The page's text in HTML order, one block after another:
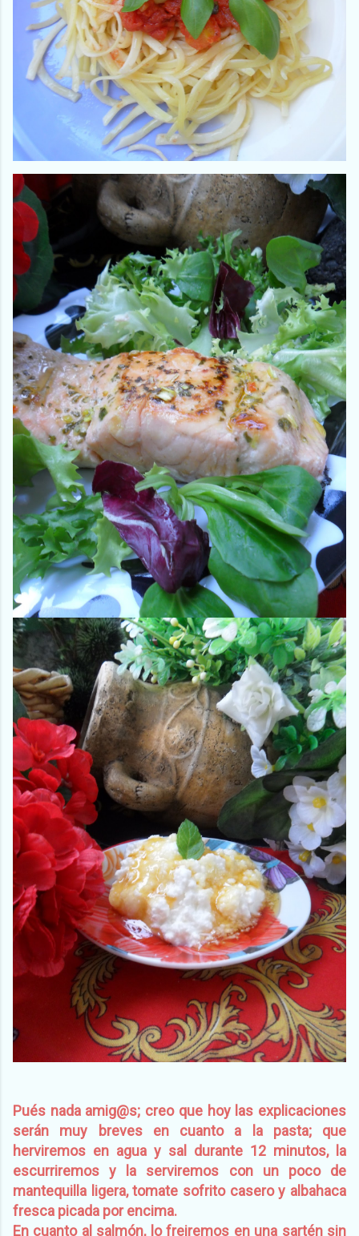
Pués nada amig@s; creo que hoy las explicaciones
serán muy breves en cuanto a la pasta; que
herviremos en agua y sal durante 12 minutos, la
escurriremos y la serviremos con un poco de
mantequilla ligera, tomate sofrito casero y albahaca
fresca picada por encima.
En cuanto al salmón, lo freiremos en una sartén sin